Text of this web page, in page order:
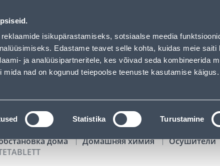
isikupärastamiseks, sotsiaalse meedia
Edastame teavet selle kohta, kuidas meie saiti
ja analüüsipartneritele, kes võivad seda kombineerida
mida nad on kogunud teiepoolse teenuste kasutamise käigus.
Statistika Turustamine
has loaded
Обслуживание частных клиентов Услуги Предложения о
ПОИСК
АРЕНДА ИНСТРУМЕНТОВ
дома Домашняя химия
Осушители